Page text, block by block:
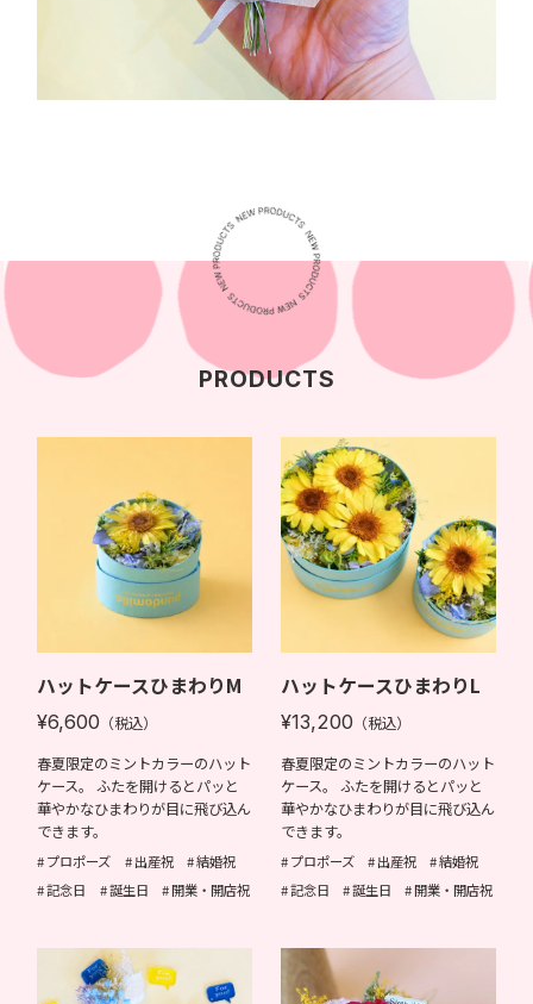
PRODUCTS
ハットケースひまわりM
¥6,600 （税込）
春夏限定のミントカラーのハット
ケース。 ふたを開けるとパッと
華やかなひまわりが目に飛び込ん
できます。
プロポーズ 出産祝
結婚祝
記念日
誕生日 開業・開店祝
ハットケースひまわりL
¥13,200 （税込）
春夏限定のミントカラーのハット
ケース。 ふたを開けるとパッと
華やかなひまわりが目に飛び込ん
できます。
プロポーズ 出産祝
結婚祝
記念日
誕生日 開業・開店祝